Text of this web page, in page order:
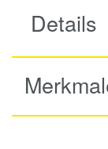
Details